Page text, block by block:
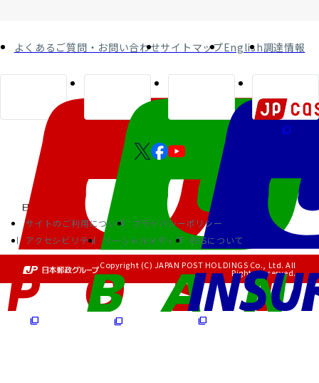
よくあるご質問・お問い合わせサイトマップEnglish調達情報
サイトのご利用について
プライバシーポリシー
アクセシビリティ
ソーシャルメディア RSSについて
Copyright (C) JAPAN POST HOLDINGS Co., Ltd. All
Rights Reserved.